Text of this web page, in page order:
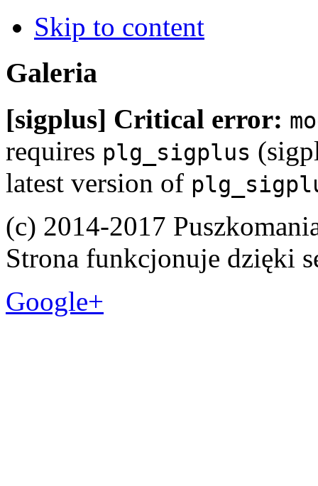
Skip to content
Galeria
[sigplus] Critical error:
requires plg_sigplus
latest version of
(c) 2014-2017
Strona funkcjonuje dzięki
Google+